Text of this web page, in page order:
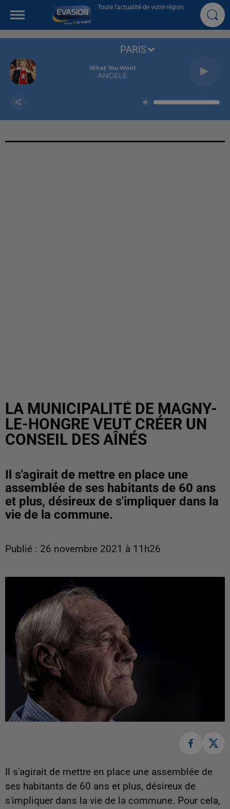
Toute l'actualité de votre région
What You Want
ANGELE
PARIS
LA MUNICIPALITÉ DE MAGNY-
LE-HONGRE VEUT CRÉER UN
CONSEIL DES AÎNÉS
Il s'agirait de mettre en place une
assemblée de ses habitants de 60 ans
et plus, désireux de s'impliquer dans la
vie de la commune.
Publié : 26 novembre 2021 à 11h26
Il s'agirait de mettre en place une assemblée de
ses habitants de 60 ans et plus, désireux de
s'impliquer dans la vie de la commune. Pour cela,